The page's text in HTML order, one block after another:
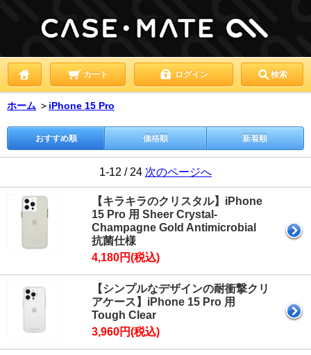
カート ログイン 検索
ホーム ＞ iPhone 15 Pro
おすすめ順 価格順 新着順
1-12 / 24 次のページへ
【キラキラのクリスタル】iPhone
15 Pro 用 Sheer Crystal-
Champagne Gold Antimicrobial
抗菌仕様
4,180円(税込)
【シンプルなデザインの耐衝撃クリ
アケース】iPhone 15 Pro 用
Tough Clear
3,960円(税込)